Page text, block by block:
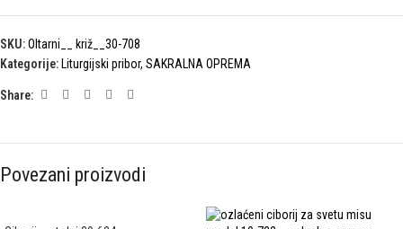
SKU:Oltarni__ križ__30-708
Kategorije: Liturgijski pribor, SAKRALNA OPREMA
Share:
Povezani proizvodi